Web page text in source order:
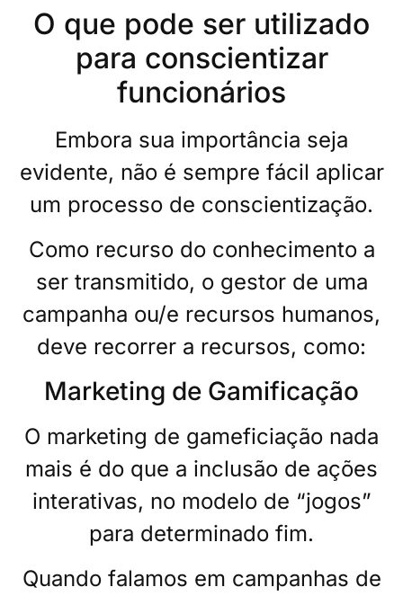
O que pode ser utilizado
para conscientizar
funcionários
Embora sua importância seja
evidente, não é sempre fácil aplicar
um processo de conscientização.
Como recurso do conhecimento a
ser transmitido, o gestor de uma
campanha ou/e recursos humanos,
deve recorrer a recursos, como:
Marketing de Gamificação
O marketing de gameficiação nada
mais é do que a inclusão de ações
interativas, no modelo de “jogos”
para determinado fim.
Quando falamos em campanhas de